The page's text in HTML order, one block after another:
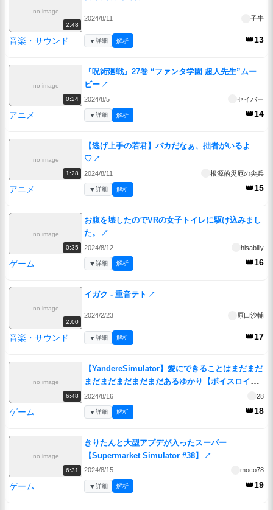
no image
2:48
2024/8/11 子牛
音楽・サウンド 👑13
▼詳細 解析
no image
0:24
『呪術廻戦』27巻 “ファンタ学園 超人先生”ムー
ビー ↗
2024/8/5 セイバー
アニメ 👑14
▼詳細 解析
no image
1:28
【逃げ上手の若君】バカだなぁ、拙者がいるよ
♡ ↗
2024/8/11 根源的災厄の尖兵
アニメ 👑15
▼詳細 解析
no image
0:35
お腹を壊したのでVRの女子トイレに駆け込みまし
た。
↗
2024/8/12 hisabilly
ゲーム 👑16
▼詳細 解析
no image
2:00
イガク - 重音テト ↗
2024/2/23 原口沙輔
音楽・サウンド 👑17
▼詳細 解析
no image
6:48
【YandereSimulator】愛にできることはまだまだ
まだまだまだまだまだあるゆかり【ボイスロイド
実況】 ↗
2024/8/16 28
ゲーム 👑18
▼詳細 解析
no image
6:31
きりたんと大型アプデが入ったスーパー
【Supermarket Simulator #38】
↗
2024/8/15 moco78
ゲーム 👑19
▼詳細 解析